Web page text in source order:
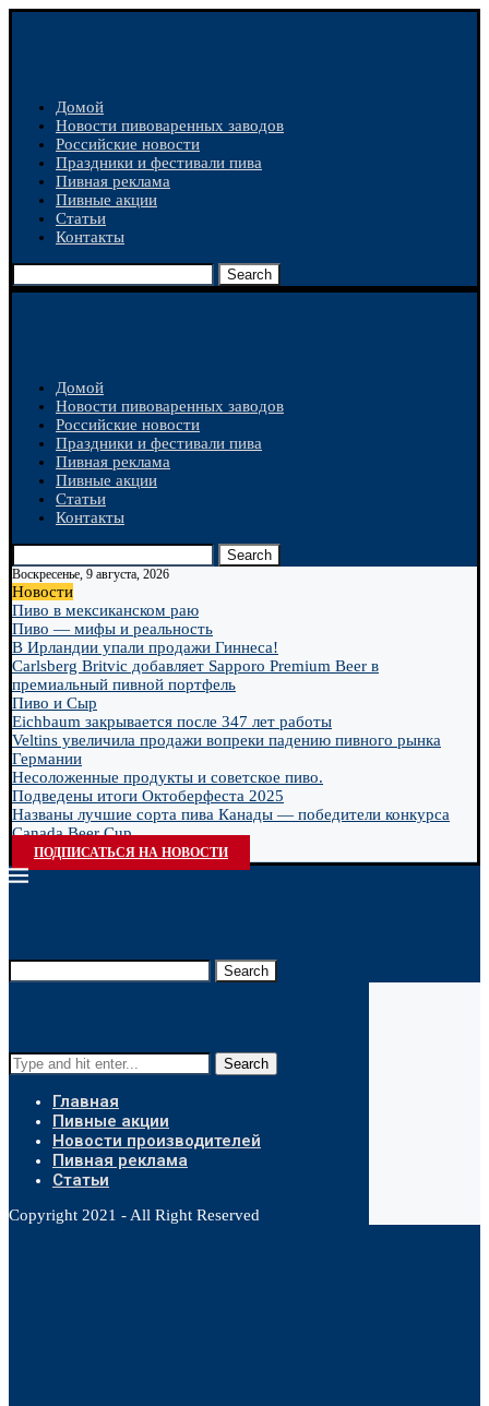
Домой
Новости пивоваренных заводов
Российские новости
Праздники и фестивали пива
Пивная реклама
Пивные акции
Статьи
Контакты
Search
Домой
Новости пивоваренных заводов
Российские новости
Праздники и фестивали пива
Пивная реклама
Пивные акции
Статьи
Контакты
Search
Воскресенье, 9 августа, 2026
Новости
Пиво в мексиканском раю
Пиво — мифы и реальность
В Ирландии упали продажи Гиннеса!
Carlsberg Britvic добавляет Sapporo Premium Beer в
премиальный пивной портфель
Пиво и Сыр
Eichbaum закрывается после 347 лет работы
Veltins увеличила продажи вопреки падению пивного рынка
Германии
Несоложенные продукты и советское пиво.
Подведены итоги Октоберфеста 2025
Названы лучшие сорта пива Канады — победители конкурса
Canada Beer Cup...
ПОДПИСАТЬСЯ НА НОВОСТИ
Search
Search
Главная
Пивные акции
Новости производителей
Пивная реклама
Статьи
Copyright 2021 - All Right Reserved